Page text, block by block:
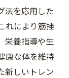
法を応用した
れにより筋挫
栄養指導や生
康な体を維持
新しいトレン